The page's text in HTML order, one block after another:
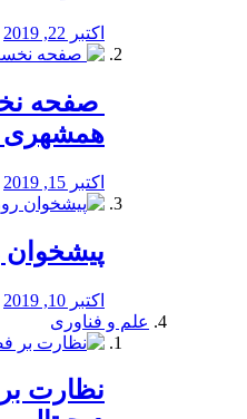
اکتبر 22, 2019
صفحه
همشهری
اکتبر 15, 2019
پیشخوان
اکتبر 10, 2019
علم و فناوری
نظارت